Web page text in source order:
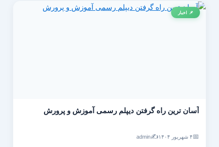
📌 اخبار
آسان ترین راه گرفتن دیپلم رسمی آموزش و پرورش
۴ شهریور ۱۴۰۴ ✍️
admin